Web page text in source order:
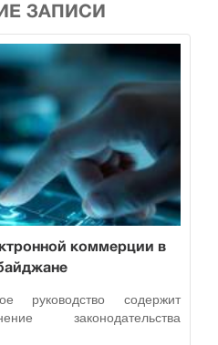
ЗАПИСИ
коммерции в
руководство содержит
законодательства